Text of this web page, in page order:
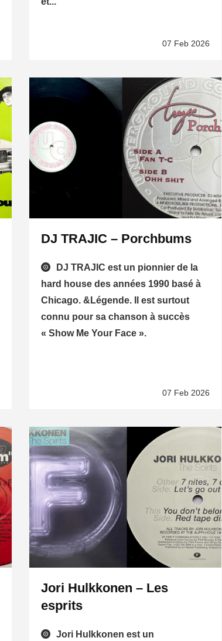
07 Feb 2026
DJ TRAJIC – Porchbums
DJ TRAJIC est un pionnier de la
hard house des années 1990 basé à
Chicago. &Légende. Il est surtout
connu pour sa chanson à succès
« Show Me Your Face ».
07 Feb 2026
Jori Hulkkonen – Les
esprits
Jori Hulkkonen est un